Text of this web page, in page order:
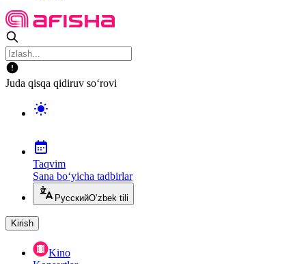
Juda qisqa qidiruv so‘rovi
Taqvim
Sana bo‘yicha tadbirlar
РусскийO‘zbek tili
Kirish
Kino